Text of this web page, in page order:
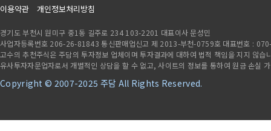
이용약관 개인정보처리방침
경기도 부천시 원미구 중1동 길주로 234 103-2201 대표이사 문성민
사업자등록번호 206-26-81843 통신판매업신고 제 2013-부천-0759호 대표번호 :
고수의 추천주식은 주담의 투자정보 업체이며 투자결과에 대하여 법적 책임을 지지 않
유사투자자문업자로서 개별적인 상담을 할 수 없고, 사이트의 정보를 통하여 원금 손실
Copyright © 2007-2025 주담 All Rights Reserved.